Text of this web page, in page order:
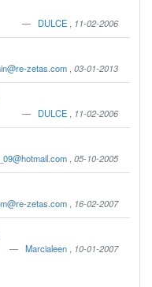
DULCE 11-02-2006
zetas.com 03-01-2013
DULCE 11-02-2006
05-10-2005
zetas.com 16-02-2007
Marcialeen 10-01-2007